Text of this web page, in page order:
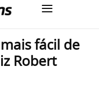
fácil de
Robert